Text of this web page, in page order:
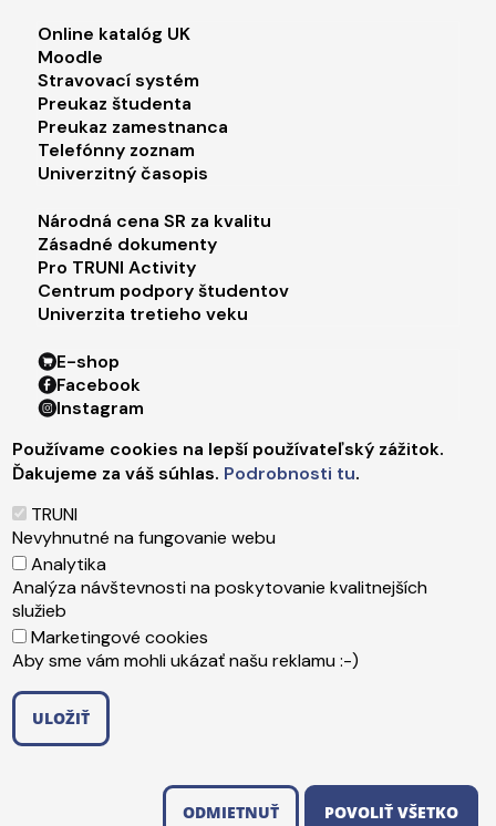
Footer menu 2
Online katalóg UK
Moodle
Stravovací systém
Preukaz študenta
Preukaz zamestnanca
Telefónny zoznam
Univerzitný časopis
Footer menu 3
Národná cena SR za kvalitu
Zásadné dokumenty
Pro TRUNI Activity
Centrum podpory študentov
Univerzita tretieho veku
Footer menu 4
E-shop
Facebook
Instagram
LinkedIn
Youtube
TikTok
Päta
Správca obsahu
Technická podpora
Vyhlásenie o prístupnosti
Ochrana osobných údajov
Cookies
Upraviť preferencie cookies
ActivIT s.r.o.
Používame cookies na lepší používateľský zážitok.
Ďakujeme za váš súhlas. Podrobnosti tu.
TRUNI
Nevyhnutné na fungovanie webu
Analytika
Analýza návštevnosti na poskytovanie kvalitnejších
služieb
Marketingové cookies
Aby sme vám mohli ukázať našu reklamu :-)
ULOŽIŤ
ODMIETNUŤ POVOLIŤ VŠETKO